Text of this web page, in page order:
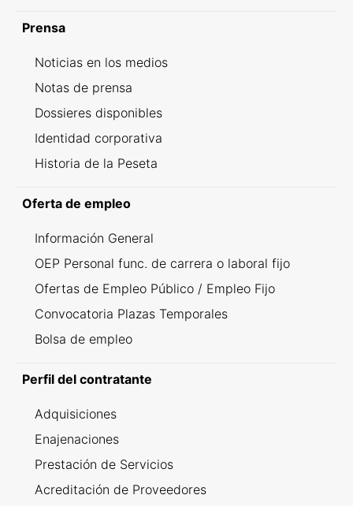
Prensa
Noticias en los medios
Notas de prensa
Dossieres disponibles
Identidad corporativa
Historia de la Peseta
Oferta de empleo
Información General
OEP Personal func. de carrera o laboral fijo
Ofertas de Empleo Público / Empleo Fijo
Convocatoria Plazas Temporales
Bolsa de empleo
Perfil del contratante
Adquisiciones
Enajenaciones
Prestación de Servicios
Acreditación de Proveedores